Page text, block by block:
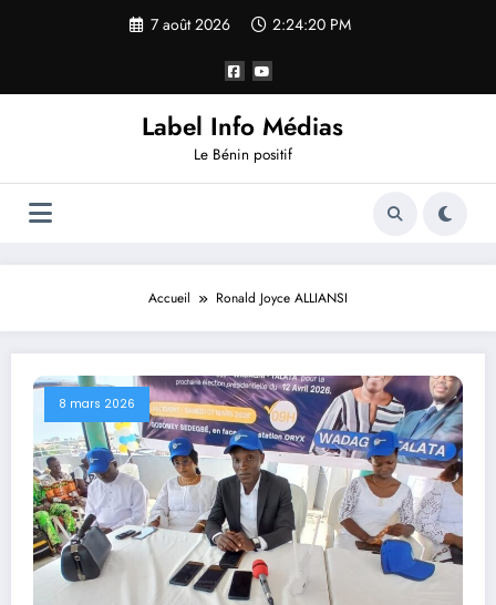
7 août 2026 2:24:21 PM
Label Info Médias
Le Bénin positif
Accueil Ronald Joyce ALLIANSI
8 mars 2026